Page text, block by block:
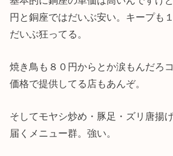
円と銅座ではだいぶ安い。キープも
だいぶ狂ってる。
焼き鳥も８０円からとか涙もんだろ
価格で提供してる店もあんぞ。
そしてモヤシ炒め・豚足・ズリ唐揚
届くメニュー群。強い。